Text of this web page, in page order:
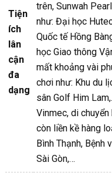
Tiện
ích
lân
cận
đa
dạng
trên, Sunwah
như: Đại học
Quốc tế Hồng
học Giao thông
mất khoảng vài
chơi như: Khu du
sân Golf Him
Vinmec, di
còn liền kề hàng
Bình Thạnh, Bệnh
Sài Gòn,…